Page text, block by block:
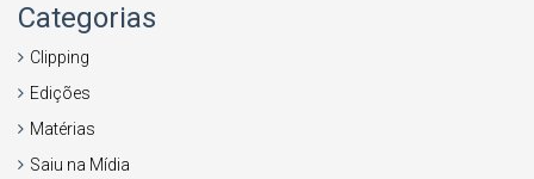
Categorias
Clipping
Edições
Matérias
Saiu na Mídia